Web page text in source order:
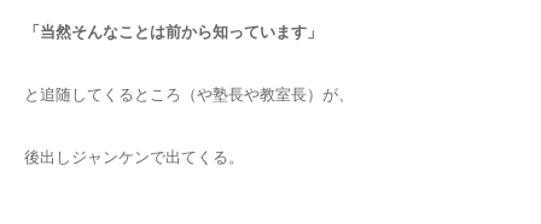
「当然そんなことは前から知っています」
と追随してくるところ（や塾長や教室長）が、
後出しジャンケンで出てくる。